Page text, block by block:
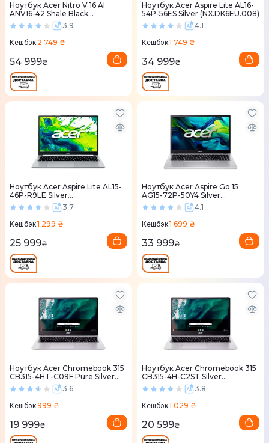
Ноутбук Acer Nitro V 16 AI
ANV16-42 Shale Black
(NH.U1KEU.008)3.9
Кешбэк 2 749 ₴
54 999₴
Ноутбук Acer Aspire Lite AL16-
54P-56ES Silver (NX.DK6EU.008)
4.1
Кешбэк1 749 ₴
34 999₴
Ноутбук Acer Aspire Lite AL15-
46P-R9LE Silver
(NX.JXVEU.003)3.7
Кешбэк1 299 ₴
25 999₴
Ноутбук Acer Aspire Go 15
AG15-72P-50Y4 Silver
(NX.JSVEU.00T)4.1
Кешбэк1 699 ₴
33 999₴
Ноутбук Acer Chromebook 315
CB315-4HT-C09F Pure Silver
(NX.KBAEU.001)3.6
Кешбэк999 ₴
19 999₴
Ноутбук Acer Chromebook 315
CB315-4H-C2ST Silver
(NX.KB9EU.001)3.8
Кешбэк1 029 ₴
20 599₴